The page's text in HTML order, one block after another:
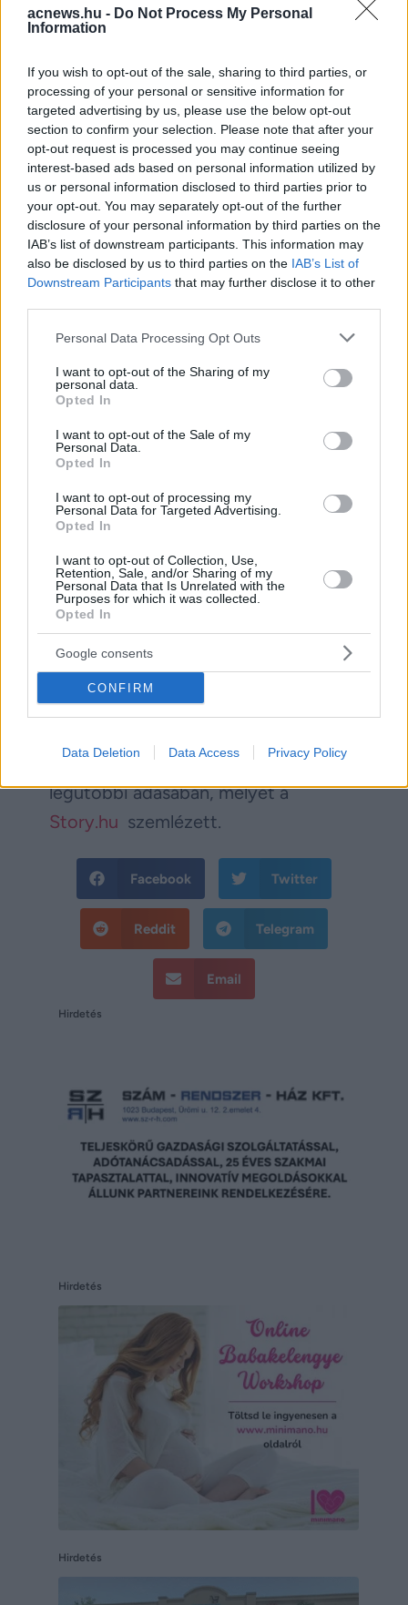
acnews.hu - Do Not Process My Personal
Information
If you wish to opt-out of the sale, sharing to third parties, or
processing of your personal or sensitive information for
targeted advertising by us, please use the below opt-out
section to confirm your selection. Please note that after your
opt-out request is processed you may continue seeing
interest-based ads based on personal information utilized by
us or personal information disclosed to third parties prior to
your opt-out. You may separately opt-out of the further
disclosure of your personal information by third parties on the
IAB’s list of downstream participants. This information may
also be disclosed by us to third parties on the IAB’s List of
Downstream Participants that may further disclose it to other
Please note that this website/app uses one or more Google
not limited to your visit or usage behaviour. You may click to
grant or deny consent to Google and its third-party tags to
use your data for below specified purposes in below Google
consent section.
Personal Data Processing Opt Outs
I want to opt-out of the Sharing of my
personal data.
Opted In
I want to opt-out of the Sale of my
Personal Data.
Opted In
I want to opt-out of processing my
Personal Data for Targeted Advertising.
Opted In
I want to opt-out of Collection, Use,
Retention, Sale, and/or Sharing of my
Personal Data that Is Unrelated with the
Purposes for which it was collected.
Opted In
Google consents
CONFIRM
Data Deletion Data Access Privacy Policy
embereket. És akkor megfordult
bennem a borjú, tényleg ez történt.
Akkor azt mondtam, hogy veszem a
telefonomat, és fölhívok egy
újságírót, tudtam is, hogy kit kell
fölhívnom, mert szeretnék erről
beszélni. 15 perc múlva csörgött a
telefonom, összeálltak már 14-en,
mert ők is olvasták ezt a cikket,
hogy hajlandó lennék-e beleszállni
A levelet fél óra alatt fogalmaztuk
meg. Ugyanezt gondoltuk, hogy az
már végképp nem lehet, hogy meg
legyenek hazudtolva ezek az
emberek. Soha senki nem keresett
meg bennünket semmilyen politikai
szempontból”– tette hozzá, továbbá
hogy a férfi kollégáknál is eltört a
mécses.
„Eközül a 70 ember közül, sőt a 15
aláíró közül akadtak, és férfiak is
voltak köztük, akik amikor ez az ügy
mesélte Hevér Gábor a Heti Hetes
legutóbbi adásában, melyet a
Story.hu szemlézett.
Facebook Twitter
Reddit Telegram
Email
Hirdetés
Hirdetés
Hirdetés